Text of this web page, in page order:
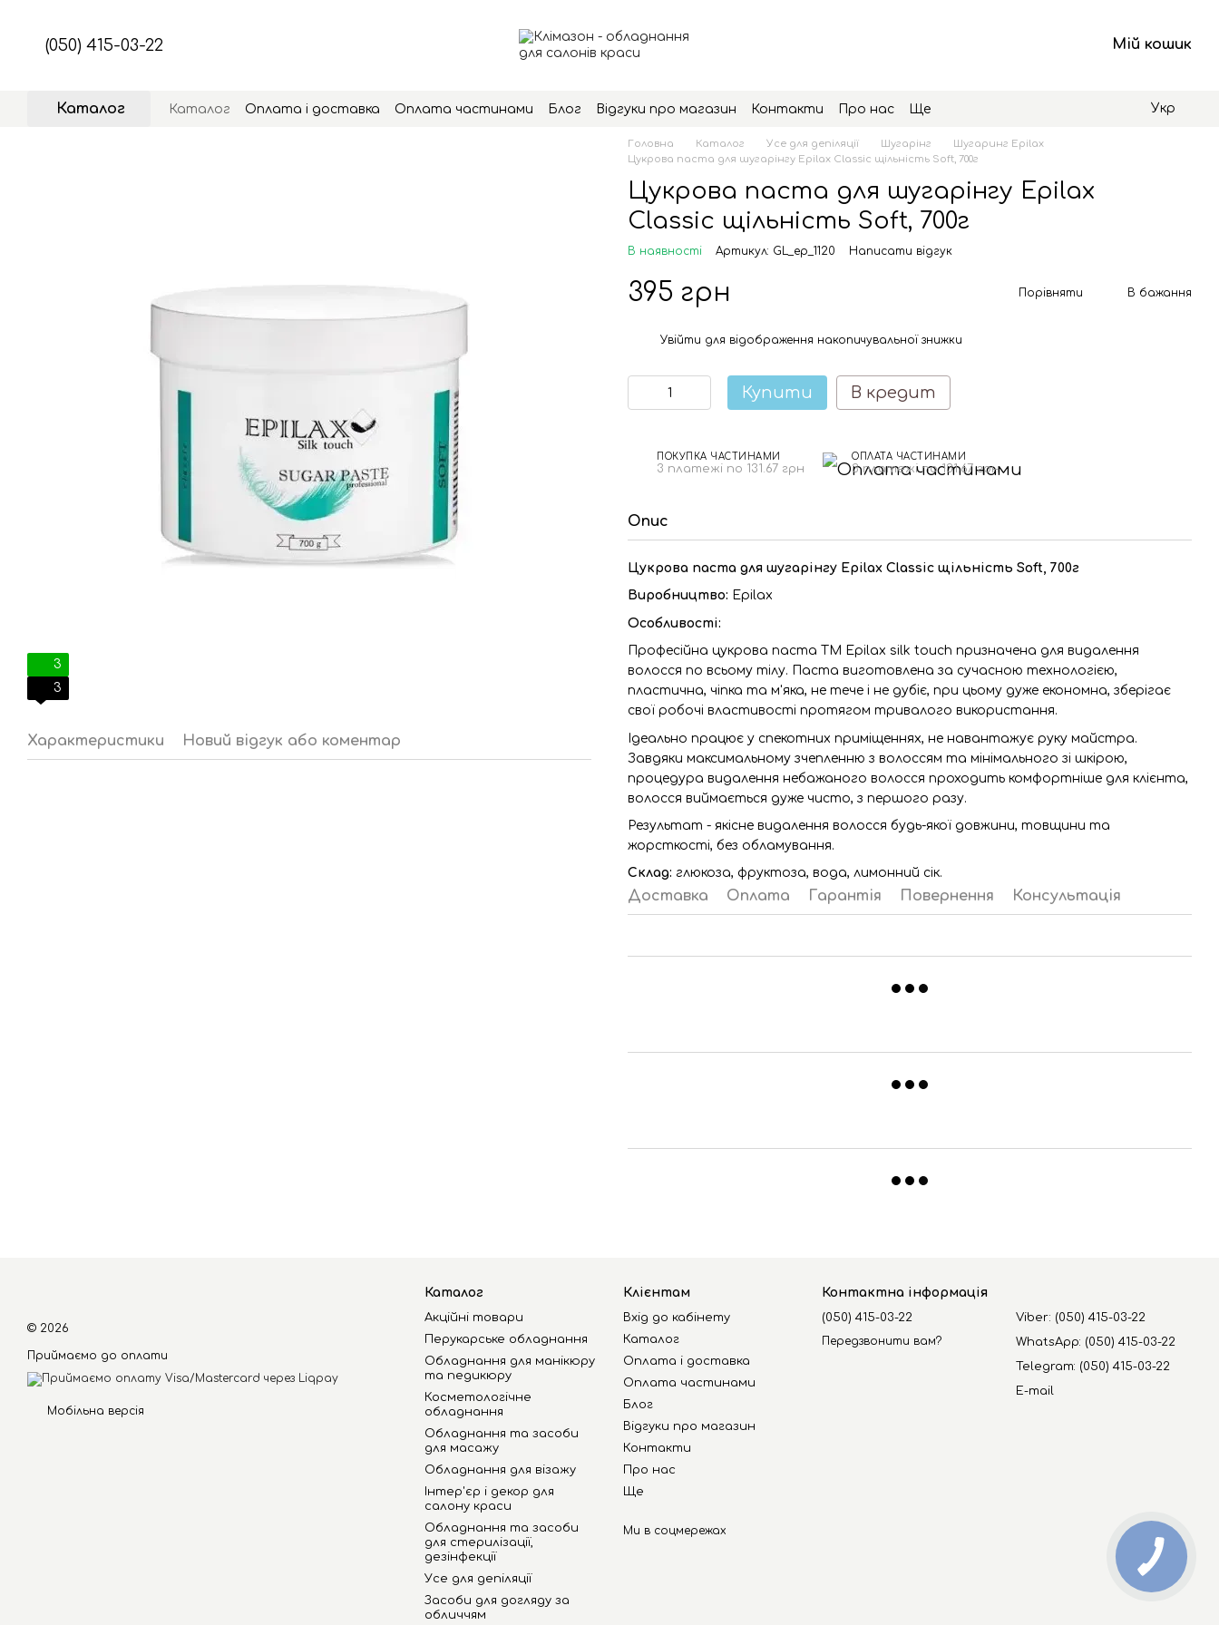
(050) 415-03-22 Мій кошик
Каталог Каталог Оплата і доставка Оплата частинами Блог Відгуки про магазин Контакти Про нас Ще Укр
3
3
Характеристики Новий відгук або коментар
Головна Каталог Усе для депіляції Шугарінг
Шугаринг Epilax
Цукрова паста для шугарінгу Epilax Classic щільність Soft, 700г
Цукрова паста для шугарінгу Epilax
Classic щільність Soft, 700г
В наявності Артикул: GL_ep_1120 Написати відгук
395 грн Порівняти В бажання
Увійти для відображення накопичувальної знижки
Купити В кредит
ПОКУПКА ЧАСТИНАМИ
3 платежі по 131.67 грн
ОПЛАТА ЧАСТИНАМИ
3 платежі по 131.67 грн
Опис
Цукрова паста для шугарінгу Epilax Classic щільність Soft, 700г
Виробництво: Epilax
Особливості:
Професійна цукрова паста ТМ Epilax silk touch призначена для видалення
волосся по всьому тілу. Паста виготовлена за сучасною технологією,
пластична, чіпка та м'яка, не тече і не дубіє, при цьому дуже економна, зберігає
свої робочі властивості протягом тривалого використання.
Ідеально працює у спекотних приміщеннях, не навантажує руку майстра.
Завдяки максимальному зчепленню з волоссям та мінімального зі шкірою,
процедура видалення небажаного волосся проходить комфортніше для клієнта,
волосся виймається дуже чисто, з першого разу.
Результат - якісне видалення волосся будь-якої довжини, товщини та
жорсткості, без обламування.
Склад: глюкоза, фруктоза, вода, лимонний сік.
Доставка Оплата Гарантія Повернення Консультація
© 2026
Приймаємо до оплати
Мобільна версія
Каталог
Акційні товари
Перукарське обладнання
Обладнання для манікюру
та педикюру
Косметологічне
обладнання
Обладнання та засоби
для масажу
Обладнання для візажу
Інтер'єр і декор для
салону краси
Обладнання та засоби
для стерилізації,
дезінфекції
Усе для депіляції
Засоби для догляду за
обличчям
Клієнтам
Вхід до кабінету
Каталог
Оплата і доставка
Оплата частинами
Блог
Відгуки про магазин
Контакти
Про нас
Ще
Ми в соцмережах
Контактна інформація
(050) 415-03-22
Передзвонити вам?
Viber: (050) 415-03-22
WhatsApp: (050) 415-03-22
Telegram: (050) 415-03-22
E-mail